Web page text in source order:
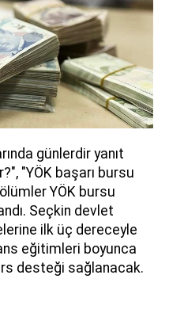
günlerdir yanıt
"YÖK başarı bursu
YÖK bursu
Seçkin devlet
ilk üç dereceyle
eğitimleri boyunca
desteği sağlanacak.